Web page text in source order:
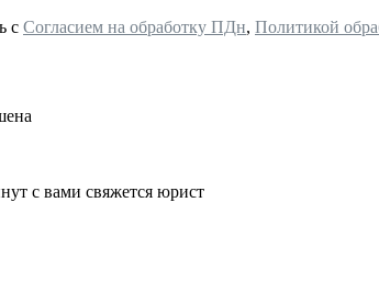
с Согласием на обработку ПДн, Политикой
с вами свяжется юрист